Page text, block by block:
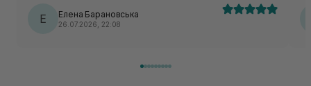
було знайти свою порцію для подальшого комфортного
використання. Щодо якості очищення питань не виникло, з
цим впорався на 10/10. Був цікавий досвід затесту даного
Е Елена Барановська
26.07.2026, 22:08